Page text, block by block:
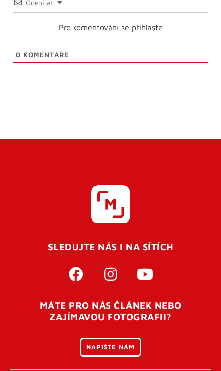
Odebírat
Pro komentování se přihlaste
0 KOMENTÁŘE
SLEDUJTE NÁS I NA SÍTÍCH
MÁTE PRO NÁS ČLÁNEK NEBO
ZAJÍMAVOU FOTOGRAFII?
NAPIŠTE NÁM